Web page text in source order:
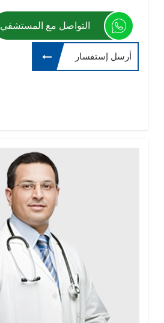
التواصل مع المستشفي
أرسل إستفسار